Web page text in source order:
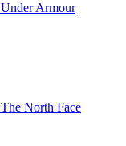
Under Armour
The North Face